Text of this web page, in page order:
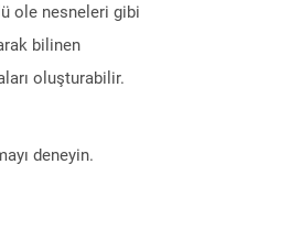
ole nesneleri gibi
bilinen
oluşturabilir.
deneyin.